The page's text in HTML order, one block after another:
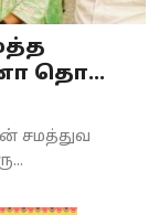
தொ...
சமத்துவ